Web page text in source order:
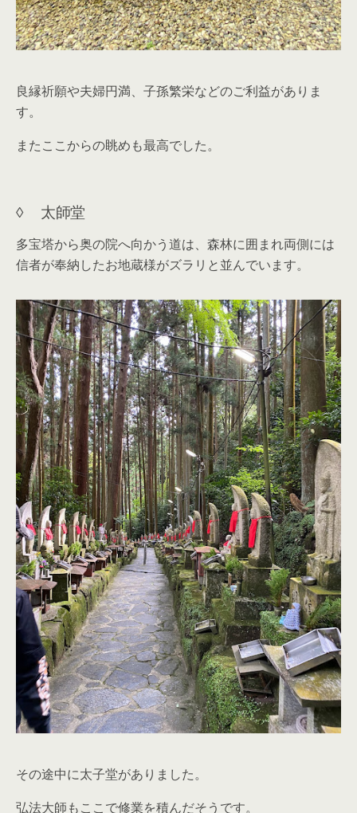
良縁祈願や夫婦円満、子孫繁栄などのご利益がありま
す。
またここからの眺めも最高でした。
◊ 太師堂
多宝塔から奥の院へ向かう道は、森林に囲まれ両側には
信者が奉納したお地蔵様がズラリと並んでいます。
その途中に太子堂がありました。
弘法大師もここで修業を積んだそうです。